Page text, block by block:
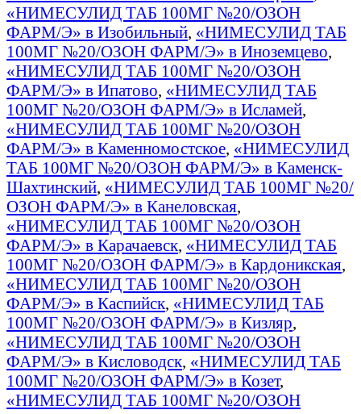
«НИМЕСУЛИД ТАБ 100МГ №20/ОЗОН
ФАРМ/Э» в Изобильный, «НИМЕСУЛИД ТАБ
100МГ №20/ОЗОН ФАРМ/Э» в Иноземцево,
«НИМЕСУЛИД ТАБ 100МГ №20/ОЗОН
ФАРМ/Э» в Ипатово, «НИМЕСУЛИД ТАБ
100МГ №20/ОЗОН ФАРМ/Э» в Исламей,
«НИМЕСУЛИД ТАБ 100МГ №20/ОЗОН
ФАРМ/Э» в Каменномостское, «НИМЕСУЛИД
ТАБ 100МГ №20/ОЗОН ФАРМ/Э» в Каменск-
Шахтинский, «НИМЕСУЛИД ТАБ 100МГ №20/
ОЗОН ФАРМ/Э» в Канеловская,
«НИМЕСУЛИД ТАБ 100МГ №20/ОЗОН
ФАРМ/Э» в Карачаевск, «НИМЕСУЛИД ТАБ
100МГ №20/ОЗОН ФАРМ/Э» в Кардоникская,
«НИМЕСУЛИД ТАБ 100МГ №20/ОЗОН
ФАРМ/Э» в Каспийск, «НИМЕСУЛИД ТАБ
100МГ №20/ОЗОН ФАРМ/Э» в Кизляр,
«НИМЕСУЛИД ТАБ 100МГ №20/ОЗОН
ФАРМ/Э» в Кисловодск, «НИМЕСУЛИД ТАБ
100МГ №20/ОЗОН ФАРМ/Э» в Козет,
«НИМЕСУЛИД ТАБ 100МГ №20/ОЗОН